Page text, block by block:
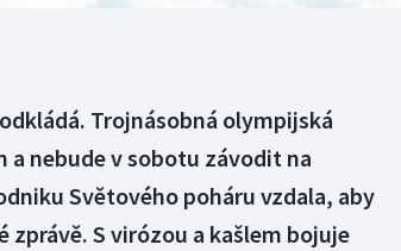
Trojnásobná olympijská
a nebude v sobotu závodit na
Světového poháru vzdala, aby
S virózou a kašlem bojuje